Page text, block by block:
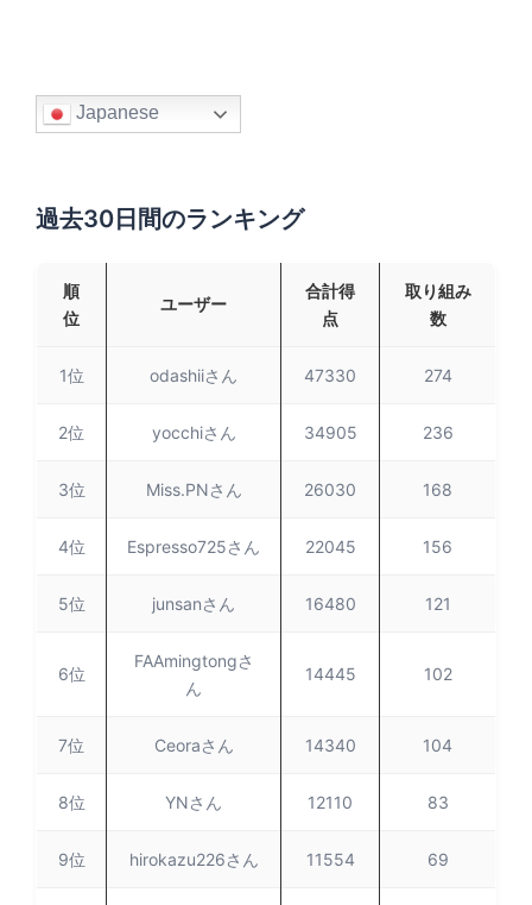
Japanese
過去30日間のランキング
順
位
ユーザー
合計得
点
取り組み
数
1位 odashiiさん 47330 274
2位 yocchiさん 34905 236
3位 Miss.PNさん 26030 168
4位 Espresso725さん 22045 156
5位 junsanさん 16480 121
6位
FAAmingtongさ
ん
14445 102
7位 Ceoraさん 14340 104
8位 YNさん 12110 83
9位 hirokazu226さん 11554 69